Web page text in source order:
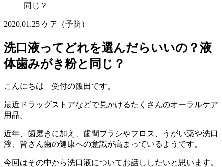
同じ？
2020.01.25 ケア（予防）
洗口液ってどれを選んだらいいの？液
体歯みがき粉と同じ？
こんにちは 受付の飯田です。
最近ドラッグストアなどで見かけるたくさんのオーラルケア
用品。
近年、歯磨きに加え、歯間ブラシやフロス、うがい薬や洗口
液、皆さん歯の健康への意識が高まっているようです。
今回はその中から洗口液についてお話ししたいと思います。